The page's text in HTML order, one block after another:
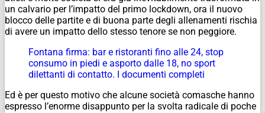
un calvario per l’impatto del primo lockdown, ora il nuovo
blocco delle partite e di buona parte degli allenamenti rischia
di avere un impatto dello stesso tenore se non peggiore.
Fontana firma: bar e ristoranti fino alle 24, stop
consumo in piedi e asporto dalle 18, no sport
dilettanti di contatto. I documenti completi
Ed è per questo motivo che alcune società comasche hanno
espresso l’enorme disappunto per la svolta radicale di poche